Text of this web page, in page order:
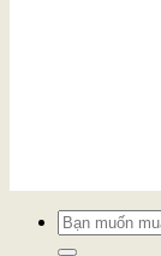
Tìm
kiếm: